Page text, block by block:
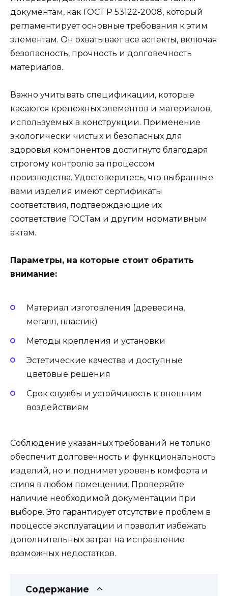
документам, как ГОСТ Р 53122-2008, который
регламентирует основные требования к этим
элементам. Он охватывает все аспекты, включая
безопасность, прочность и долговечность
материалов.
Важно учитывать спецификации, которые
касаются крепежных элементов и материалов,
используемых в конструкции. Применение
экологически чистых и безопасных для
здоровья компонентов достигнуто благодаря
строгому контролю за процессом
производства. Удостоверитесь, что выбранные
вами изделия имеют сертификаты
соответствия, подтверждающие их
соответствие ГОСТам и другим нормативным
актам.
Параметры, на которые стоит обратить
внимание:
Материал изготовления (древесина,
металл, пластик)
Методы крепления и установки
Эстетические качества и доступные
цветовые решения
Срок службы и устойчивость к внешним
воздействиям
Соблюдение указанных требований не только
обеспечит долговечность и функциональность
изделий, но и поднимет уровень комфорта и
стиля в любом помещении. Проверяйте
наличие необходимой документации при
выборе. Это гарантирует отсутствие проблем в
процессе эксплуатации и позволит избежать
дополнительных затрат на исправление
возможных недостатков.
Содержание